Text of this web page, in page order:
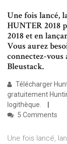
Une fois lancé,
HUNTER 2018
2018 et en
Vous aurez
connectez-vous
Bleustack.
Télécharger
gratuitement
logithèque.
5 Comments
Une fois lancé,